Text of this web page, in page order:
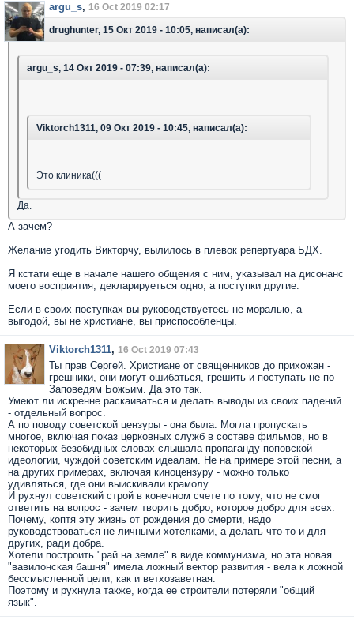
argu_s, 16 Oct 2019 02:17
drughunter, 15 Окт 2019 - 10:05, написал(а):
argu_s, 14 Окт 2019 - 07:39, написал(а):
Viktorch1311, 09 Окт 2019 - 10:45, написал(а):
Это клиника(((
Да.
А зачем?
Желание угодить Викторчу, вылилось в плевок репертуара БДХ.
Я кстати еще в начале нашего общения с ним, указывал на дисонанс
моего восприятия, декларируеться одно, а поступки другие.
Если в своих поступках вы руководствуетесь не моралью, а
выгодой, вы не христиане, вы приспособленцы.
Viktorch1311, 16 Oct 2019 07:43
Ты прав Сергей. Христиане от священников до прихожан -
грешники, они могут ошибаться, грешить и поступать не по
Заповедям Божьим. Да это так.
Умеют ли искренне раскаиваться и делать выводы из своих падений
- отдельный вопрос.
А по поводу советской цензуры - она была. Могла пропускать
многое, включая показ церковных служб в составе фильмов, но в
некоторых безобидных словах слышала пропаганду поповской
идеологии, чуждой советским идеалам. Не на примере этой песни, а
на других примерах, включая киноцензуру - можно только
удивляться, где они выискивали крамолу.
И рухнул советский строй в конечном счете по тому, что не смог
ответить на вопрос - зачем творить добро, которое добро для всех.
Почему, коптя эту жизнь от рождения до смерти, надо
руководствоваться не личными хотелками, а делать что-то и для
других, ради добра.
Хотели построить "рай на земле" в виде коммунизма, но эта новая
"вавилонская башня" имела ложный вектор развития - вела к ложной
бессмысленной цели, как и ветхозаветная.
Поэтому и рухнула также, когда ее строители потеряли "общий
язык".